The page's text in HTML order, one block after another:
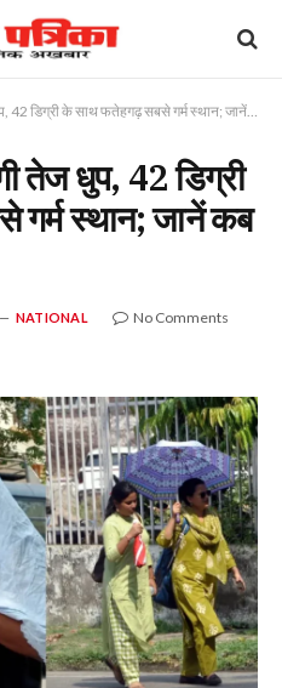
के साथ फतेहगढ़ सबसे गर्म स्थान; जानें कब मिलेगी राहत
तेज धुप, 42 डिग्री
स्थान; जानें कब
NATIONAL
No Comments